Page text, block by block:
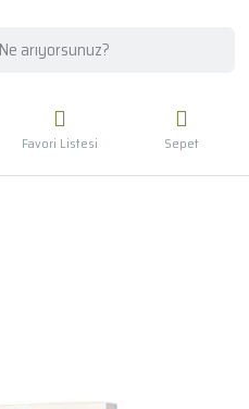
Favori Listesi Sepet